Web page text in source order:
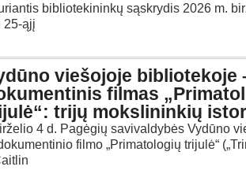
bibliotekininkų sąskrydis 2026 m.
25-ąjį
viešojoje bibliotekoje
filmas
trijų mokslininkių
4 d. Pagėgių savivaldybės Vydūno
filmo „Primatologių trijulė“